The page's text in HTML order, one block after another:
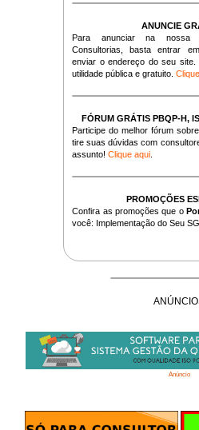
ANUNCIE
Para anunciar na nossa
Consultorias, basta entrar
enviar o endereço do seu
utilidade pública e gratuito.
FÓRUM GRÁTIS PBQP-H,
Participe do melhor fórum
tire suas dúvidas com
assunto!Clique aqui
PROMOÇÕES
Confira as promoções que o
você: Implementação do Seu
Anúncio